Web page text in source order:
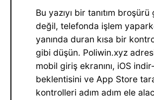
Bu yazıyı bir tanıtım broşürü
değil, telefonda işlem
yanında duran kısa bir
gibi düşün. Poliwin.xyz
mobil giriş ekranını, iOS
beklentisini ve App Store
kontrolleri adım adım ele